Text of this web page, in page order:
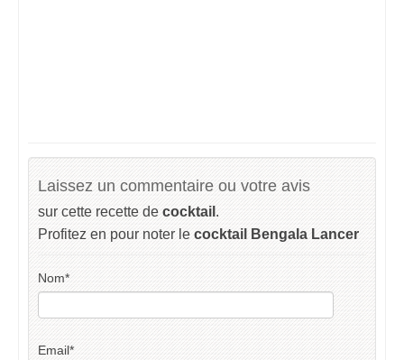
Laissez un commentaire ou votre avis
sur cette recette de cocktail .
Profitez en pour noter le cocktail Bengala Lancer
Nom*
Email*